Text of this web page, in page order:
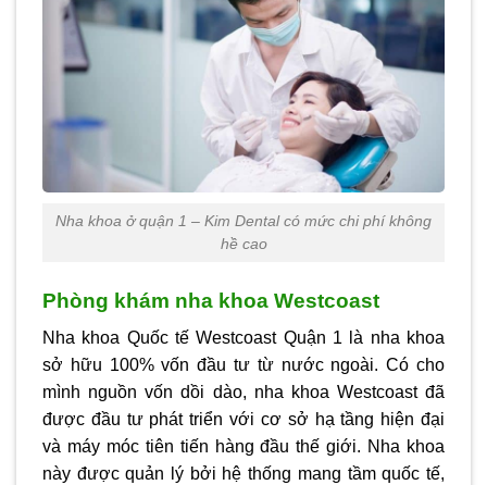
Nha khoa ở quận 1 – Kim Dental có mức chi phí không
hề cao
Phòng khám nha khoa Westcoast
Nha khoa Quốc tế Westcoast Quận 1 là nha khoa
sở hữu 100% vốn đầu tư từ nước ngoài. Có cho
mình nguồn vốn dồi dào, nha khoa Westcoast đã
được đầu tư phát triển với cơ sở hạ tầng hiện đại
và máy móc tiên tiến hàng đầu thế giới. Nha khoa
này được quản lý bởi hệ thống mang tầm quốc tế,